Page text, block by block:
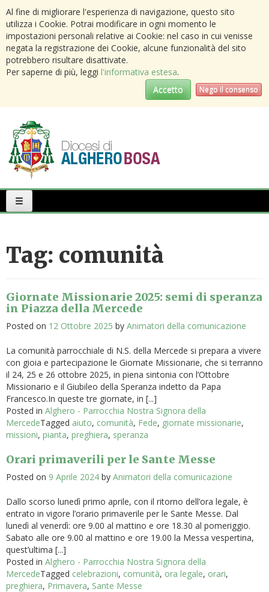
Al fine di migliorare l'esperienza di navigazione, questo sito
utilizza i Cookie. Potrai modificare in ogni momento le
impostazioni personali relative ai Cookie: nel caso in cui venisse
negata la registrazione dei Cookie, alcune funzionalità del sito
potrebbero risultare disattivate.
Per saperne di più, leggi l'informativa estesa.
Accetto
Nego il consenso
Menu
Tag: comunità
Giornate Missionarie 2025: semi di speranza
in Piazza della Mercede
Posted on 12 Ottobre 2025 by Animatori della comunicazione
La comunità parrocchiale di N.S. della Mercede si prepara a vivere
con gioia e partecipazione le Giornate Missionarie, che si terranno
il 24, 25 e 26 ottobre 2025, in piena sintonia con l’Ottobre
Missionario e il Giubileo della Speranza indetto da Papa
Francesco.In queste tre giornate, in [...]
Posted in Alghero - Parrocchia Nostra Signora della
MercedeTagged aiuto, comunità, Fede, giornate missionarie,
missioni, pianta, preghiera, speranza
Orari primaverili per le Sante Messe
Posted on 9 Aprile 2024 by Animatori della comunicazione
Dallo scorso lunedì primo aprile, con il ritorno dell’ora legale, è
entrato in vigore l’orario primaverile per le Sante Messe. Dal
lunedì al venerdì: ore 9.00 al mattino e ore 18.30 al pomeriggio.
Sabato alle ore 9.00 al mattino e ore 19.00 la Messa vespertina,
quest’ultima [...]
Posted in Alghero - Parrocchia Nostra Signora della
MercedeTagged celebrazioni, comunità, ora legale, orari,
preghiera, Primavera, Sante Messe